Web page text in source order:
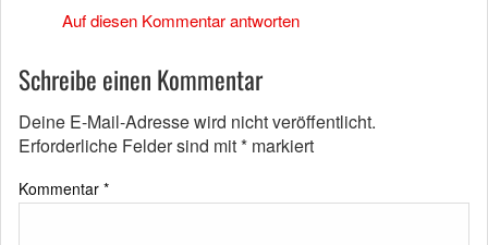
Auf diesen Kommentar antworten
Schreibe einen Kommentar
Deine E-Mail-Adresse wird nicht veröffentlicht.
Erforderliche Felder sind mit* markiert
Kommentar *